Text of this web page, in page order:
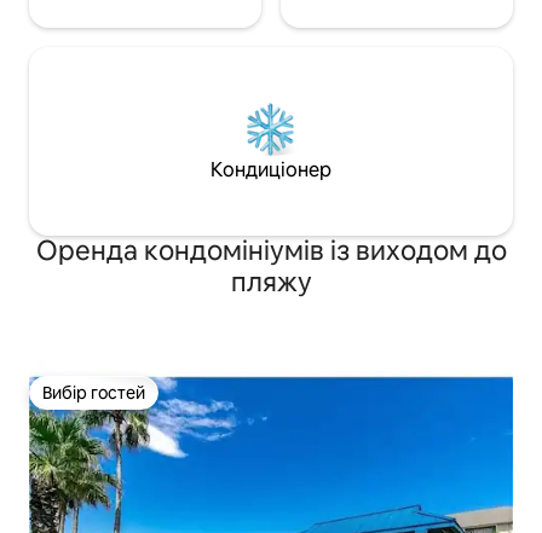
Кондиціонер
Оренда кондомініумів із виходом до
пляжу
Вибір гостей
Вибір гостей